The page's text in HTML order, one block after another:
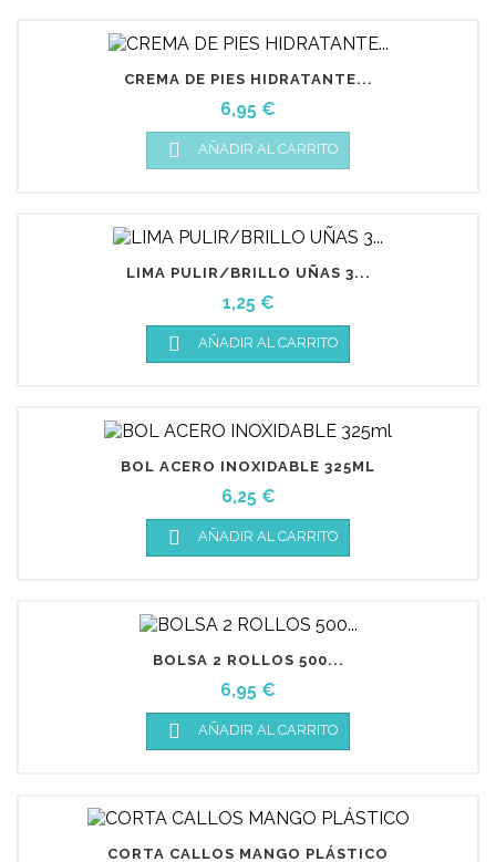
CREMA DE PIES HIDRATANTE...
Precio
6,95 €
 AÑADIR AL CARRITO
LIMA PULIR/BRILLO UÑAS 3...
Precio
1,25 €
 AÑADIR AL CARRITO
BOL ACERO INOXIDABLE 325ML
Precio
6,25 €
 AÑADIR AL CARRITO
BOLSA 2 ROLLOS 500...
Precio
6,95 €
 AÑADIR AL CARRITO
CORTA CALLOS MANGO PLÁSTICO